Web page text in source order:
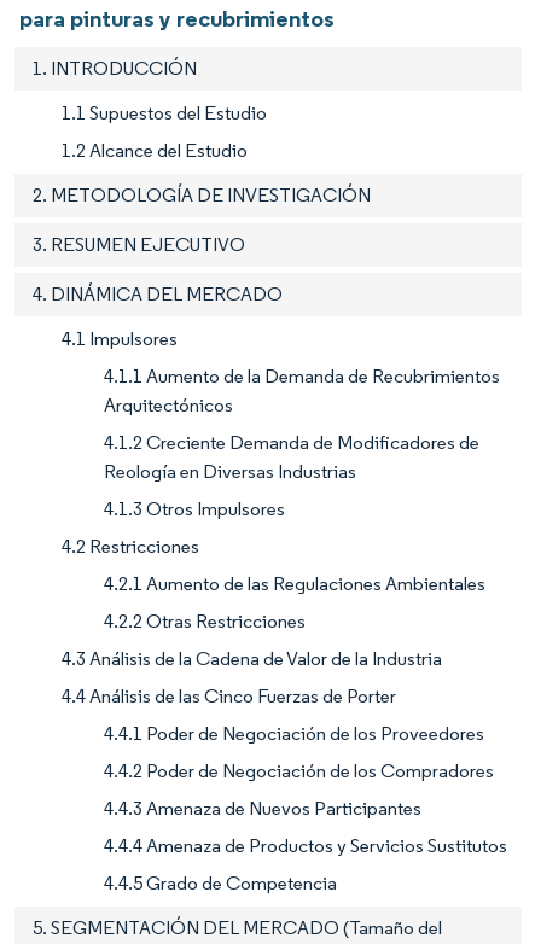
para pinturas y recubrimientos
1. INTRODUCCIÓN
1.1 Supuestos del Estudio
1.2 Alcance del Estudio
2. METODOLOGÍA DE INVESTIGACIÓN
3. RESUMEN EJECUTIVO
4. DINÁMICA DEL MERCADO
4.1 Impulsores
4.1.1 Aumento de la Demanda de Recubrimientos
Arquitectónicos
4.1.2 Creciente Demanda de Modificadores de
Reología en Diversas Industrias
4.1.3 Otros Impulsores
4.2 Restricciones
4.2.1 Aumento de las Regulaciones Ambientales
4.2.2 Otras Restricciones
4.3 Análisis de la Cadena de Valor de la Industria
4.4 Análisis de las Cinco Fuerzas de Porter
4.4.1 Poder de Negociación de los Proveedores
4.4.2 Poder de Negociación de los Compradores
4.4.3 Amenaza de Nuevos Participantes
4.4.4 Amenaza de Productos y Servicios Sustitutos
4.4.5 Grado de Competencia
5. SEGMENTACIÓN DEL MERCADO (Tamaño del